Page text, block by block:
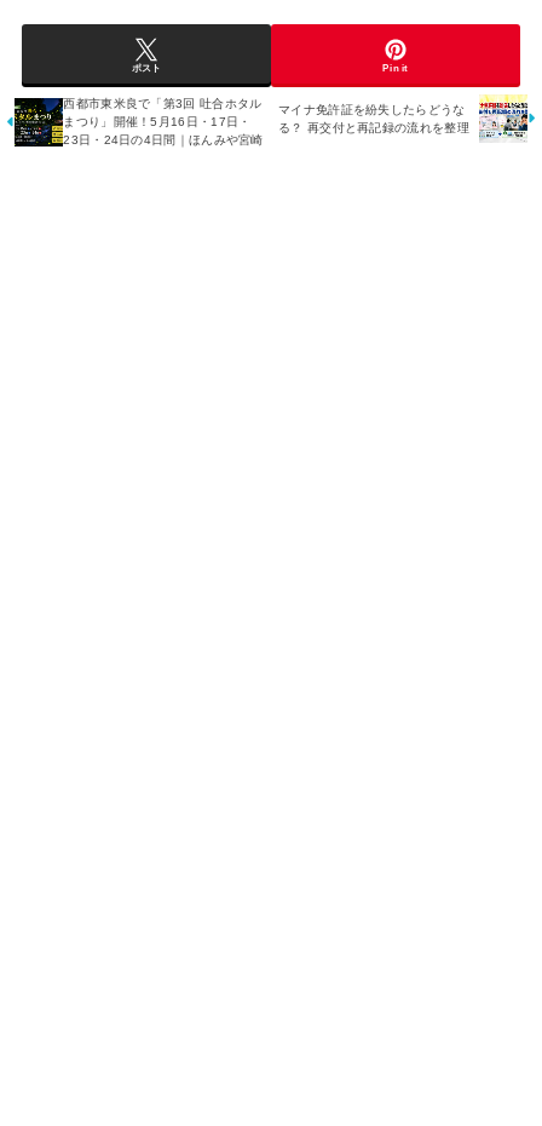
ポスト Pin it
西都市東米良で「第3回 吐合ホタル
まつり」開催！5月16日・17日・
23日・24日の4日間｜ほんみや宮崎
マイナ免許証を紛失したらどうな
る？ 再交付と再記録の流れを整理